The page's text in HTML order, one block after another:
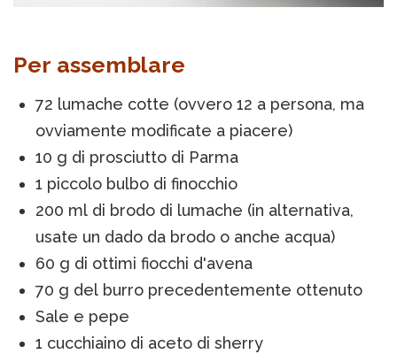
Per assemblare
72 lumache cotte (ovvero 12 a persona, ma
ovviamente modificate a piacere)
10 g di prosciutto di Parma
1 piccolo bulbo di finocchio
200 ml di brodo di lumache (in alternativa,
usate un dado da brodo o anche acqua)
60 g di ottimi fiocchi d'avena
70 g del burro precedentemente ottenuto
Sale e pepe
1 cucchiaino di aceto di sherry